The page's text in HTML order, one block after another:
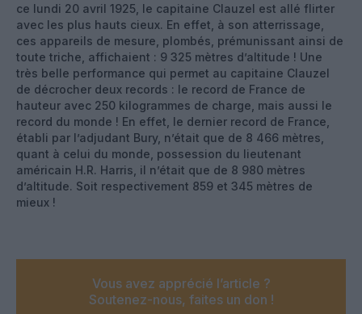
ce lundi 20 avril 1925, le capitaine Clauzel est allé flirter
avec les plus hauts cieux. En effet, à son atterrissage,
ces appareils de mesure, plombés, prémunissant ainsi de
toute triche, affichaient : 9 325 mètres d’altitude ! Une
très belle performance qui permet au capitaine Clauzel
de décrocher deux records : le record de France de
hauteur avec 250 kilogrammes de charge, mais aussi le
record du monde ! En effet, le dernier record de France,
établi par l’adjudant Bury, n’était que de 8 466 mètres,
quant à celui du monde, possession du lieutenant
américain H.R. Harris, il n’était que de 8 980 mètres
d’altitude. Soit respectivement 859 et 345 mètres de
mieux !
Vous avez apprécié l’article ?
Soutenez-nous, faites un don !